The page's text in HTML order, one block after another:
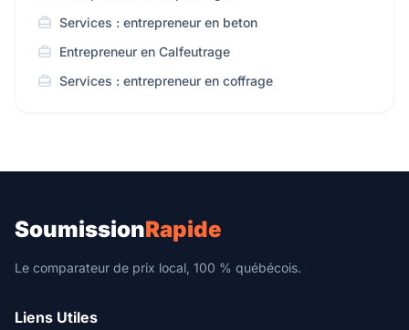
Services : entrepreneur en beton
Entrepreneur en Calfeutrage
Services : entrepreneur en coffrage
SoumissionRapide
Le comparateur de prix local, 100 % québécois.
Liens Utiles